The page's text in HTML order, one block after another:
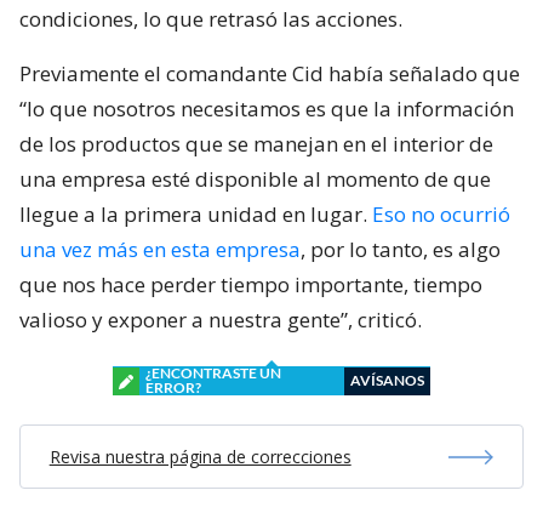
condiciones, lo que retrasó las acciones.
Previamente el comandante Cid había señalado que
“lo que nosotros necesitamos es que la información
de los productos que se manejan en el interior de
una empresa esté disponible al momento de que
llegue a la primera unidad en lugar. Eso no ocurrió
una vez más en esta empresa, por lo tanto, es algo
que nos hace perder tiempo importante, tiempo
valioso y exponer a nuestra gente”, criticó.
¿ENCONTRASTE UN
ERROR?
AVÍSANOS
Revisa nuestra página de correcciones